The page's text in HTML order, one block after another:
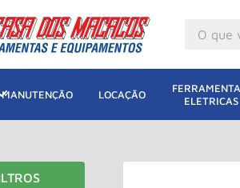
MANUTENÇÃO LOCAÇÃO
ELETRICAS
1º